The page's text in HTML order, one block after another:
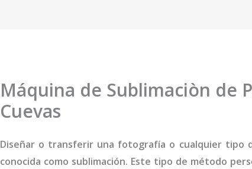
Máquina de Sublimaciòn de
Cuevas
Diseñar o transferir una fotografía o cualquier tipo
conocida como sublimación. Este tipo de método